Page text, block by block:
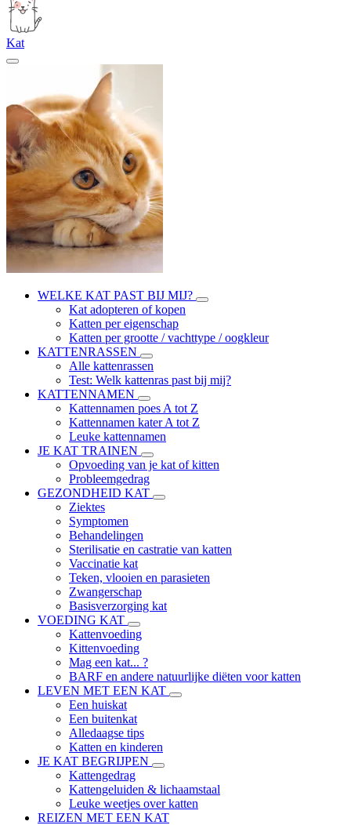
Kat
WELKE KAT PAST BIJ MIJ?
Kat adopteren of kopen
Katten per eigenschap
Katten per grootte / vachttype / oogkleur
KATTENRASSEN
Alle kattenrassen
Test: Welk kattenras past bij mij?
KATTENNAMEN
Kattennamen poes A tot Z
Kattennamen kater A tot Z
Leuke kattennamen
JE KAT TRAINEN
Opvoeding van je kat of kitten
Probleemgedrag
GEZONDHEID KAT
Ziektes
Symptomen
Behandelingen
Sterilisatie en castratie van katten
Vaccinatie kat
Teken, vlooien en parasieten
Zwangerschap
Basisverzorging kat
VOEDING KAT
Kattenvoeding
Kittenvoeding
Mag een kat... ?
BARF en andere natuurlijke diëten voor katten
LEVEN MET EEN KAT
Een huiskat
Een buitenkat
Alledaagse tips
Katten en kinderen
JE KAT BEGRIJPEN
Kattengedrag
Kattengeluiden & lichaamstaal
Leuke weetjes over katten
REIZEN MET EEN KAT